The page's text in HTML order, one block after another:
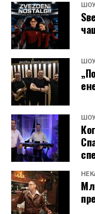
Стефанија
поддржувачи:
заблагодарам за
пружате.
следачи на
Токму оваа
прават уште
младите често се
Димче